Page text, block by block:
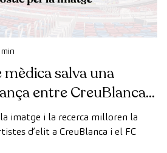
salva una
entre CreuBlanca i
imatge i la recerca milloren la
d’elit a CreuBlanca i el FC